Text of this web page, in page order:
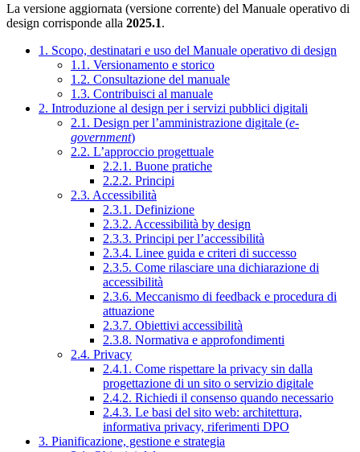
La versione aggiornata (versione corrente) del Manuale operativo di
design corrisponde alla 2025.1.
1. Scopo, destinatari e uso del Manuale operativo di design
1.1. Versionamento e storico
1.2. Consultazione del manuale
1.3. Contribuisci al manuale
2. Introduzione al design per i servizi pubblici digitali
2.1. Design per l’amministrazione digitale (e-
government)
2.2. L’approccio progettuale
2.2.1. Buone pratiche
2.2.2. Principi
2.3. Accessibilità
2.3.1. Definizione
2.3.2. Accessibilità by design
2.3.3. Principi per l’accessibilità
2.3.4. Linee guida e criteri di successo
2.3.5. Come rilasciare una dichiarazione di
accessibilità
2.3.6. Meccanismo di feedback e procedura di
attuazione
2.3.7. Obiettivi accessibilità
2.3.8. Normativa e approfondimenti
2.4. Privacy
2.4.1. Come rispettare la privacy sin dalla
progettazione di un sito o servizio digitale
2.4.2. Richiedi il consenso quando necessario
2.4.3. Le basi del sito web: architettura,
informativa privacy, riferimenti DPO
3. Pianificazione, gestione e strategia